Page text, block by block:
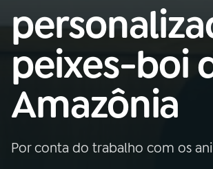
01 INÍCIO
02A RÁDIO
03 PROGRAMAÇÃO
04 PROGRAMAS
peixes-boi
Amazônia
Por conta do trabalho com os